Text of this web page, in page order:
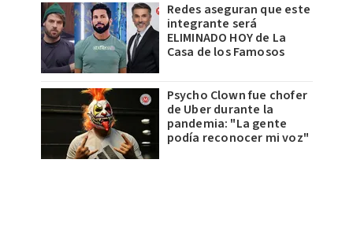
Redes aseguran que este
integrante será
ELIMINADO HOY de La
Casa de los Famosos
Psycho Clown fue chofer
de Uber durante la
pandemia: "La gente
podía reconocer mi voz"